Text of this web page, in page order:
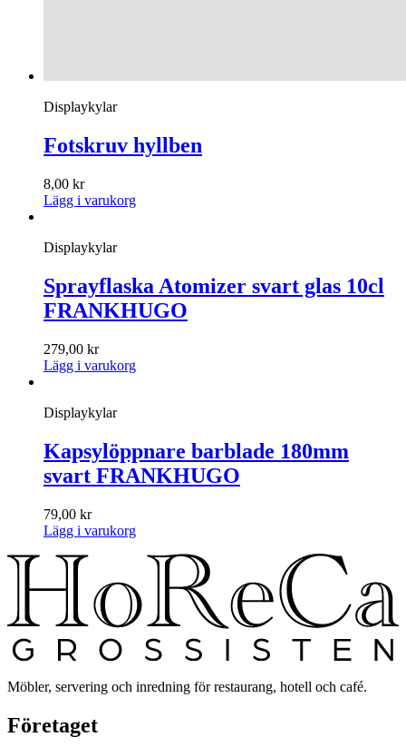
Displaykylar
Fotskruv hyllben
8,00 kr
Lägg i varukorg
Displaykylar
Sprayflaska Atomizer svart glas 10cl
FRANKHUGO
279,00 kr
Lägg i varukorg
Displaykylar
Kapsylöppnare barblade 180mm
svart FRANKHUGO
79,00 kr
Lägg i varukorg
Möbler, servering och inredning för restaurang, hotell och café.
Företaget